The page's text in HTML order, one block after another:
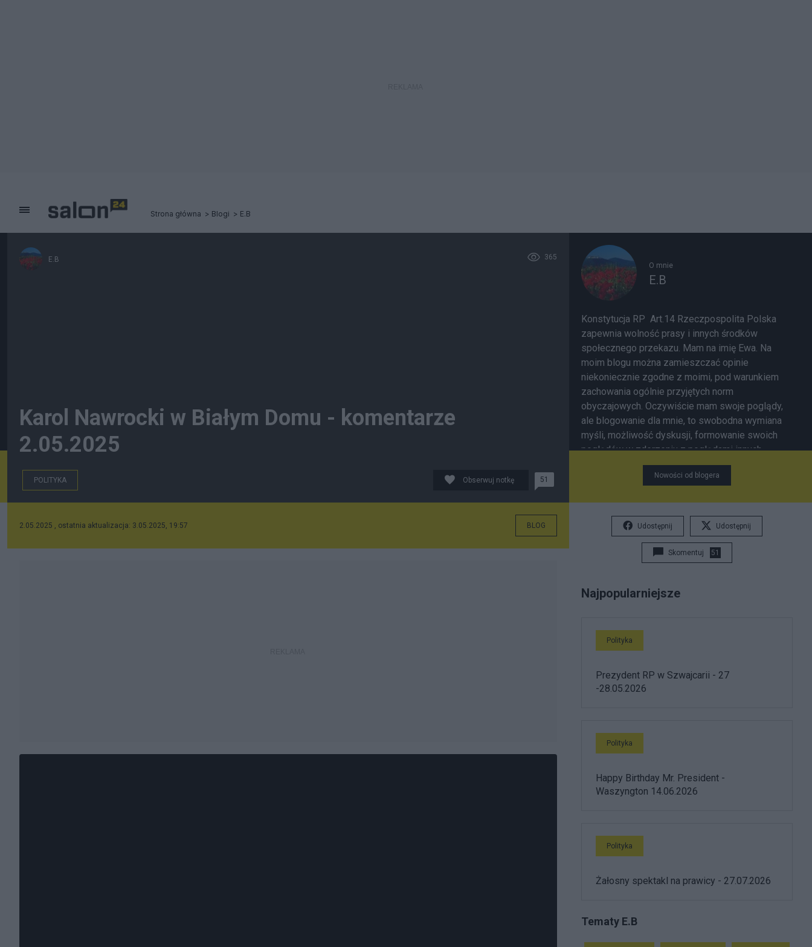
Strona główna Blogi E.B
E.B 365
Karol Nawrocki w Białym Domu - komentarze
2.05.2025
POLITYKA Obserwuj notkę 51
2.05.2025 , ostatnia aktualizacja: 3.05.2025, 19:57 BLOG
O mnie
E.B
Konstytucja RP Art.14 Rzeczpospolita Polska
zapewnia wolność prasy i innych środków
społecznego przekazu. Mam na imię Ewa. Na
moim blogu można zamieszczać opinie
niekoniecznie zgodne z moimi, pod warunkiem
zachowania ogólnie przyjętych norm
obyczajowych. Oczywiście mam swoje poglądy,
ale blogowanie dla mnie, to swobodna wymiana
myśli, możliwość dyskusji, formowanie swoich
poglądów w zderzeniu z poglądami innych.
Wolność nie tylko "krzyżami się mierzy"......
Nowości od blogera
Udostępnij Udostępnij
Skomentuj 51
Najpopularniejsze
Polityka
Prezydent RP w Szwajcarii - 27
-28.05.2026
Polityka
Happy Birthday Mr. President -
Waszyngton 14.06.2026
Polityka
Żałosny spektakl na prawicy - 27.07.2026
Tematy E.B